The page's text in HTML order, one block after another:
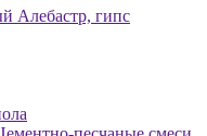
Алебастр, гипс